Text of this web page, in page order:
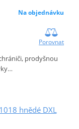
Na objednávku
Porovnat
prodyšnou
hnědé DXL